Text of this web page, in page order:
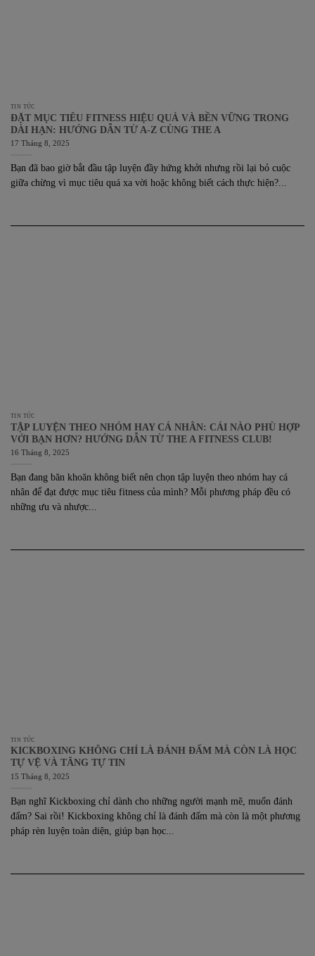
TIN TỨC
ĐẶT MỤC TIÊU FITNESS HIỆU QUẢ VÀ BỀN VỮNG TRONG
DÀI HẠN: HƯỚNG DẪN TỪ A-Z CÙNG THE A
17 Tháng 8, 2025
Bạn đã bao giờ bắt đầu tập luyện đầy hứng khởi nhưng rồi lại bỏ cuộc
giữa chừng vì mục tiêu quá xa vời hoặc không biết cách thực hiện?...
TIN TỨC
TẬP LUYỆN THEO NHÓM HAY CÁ NHÂN: CÁI NÀO PHÙ HỢP
VỚI BẠN HƠN? HƯỚNG DẪN TỪ THE A FITNESS CLUB!
16 Tháng 8, 2025
Bạn đang băn khoăn không biết nên chọn tập luyện theo nhóm hay cá
nhân để đạt được mục tiêu fitness của mình? Mỗi phương pháp đều có
những ưu và nhược...
TIN TỨC
KICKBOXING KHÔNG CHỈ LÀ ĐÁNH ĐẤM MÀ CÒN LÀ HỌC
TỰ VỆ VÀ TĂNG TỰ TIN
15 Tháng 8, 2025
Bạn nghĩ Kickboxing chỉ dành cho những người mạnh mẽ, muốn đánh
đấm? Sai rồi! Kickboxing không chỉ là đánh đấm mà còn là một phương
pháp rèn luyện toàn diện, giúp bạn học...